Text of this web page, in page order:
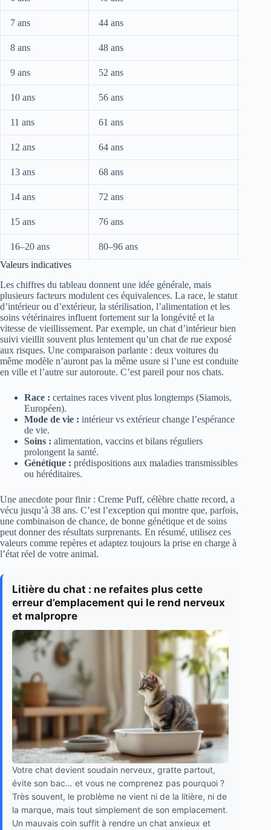
7 ans 44 ans
8 ans 48 ans
9 ans 52 ans
10 ans 56 ans
11 ans 61 ans
12 ans 64 ans
13 ans 68 ans
14 ans 72 ans
15 ans 76 ans
16–20 ans
80–96 ans
Valeurs indicatives
Les chiffres du tableau donnent une idée générale, mais
plusieurs facteurs modulent ces équivalences. La race, le statut
d’intérieur ou d’extérieur, la stérilisation, l’alimentation et les
soins vétérinaires influent fortement sur la longévité et la
vitesse de vieillissement. Par exemple, un chat d’intérieur bien
suivi vieillit souvent plus lentement qu’un chat de rue exposé
aux risques. Une comparaison parlante : deux voitures du
même modèle n’auront pas la même usure si l’une est conduite
en ville et l’autre sur autoroute. C’est pareil pour nos chats.
Race : certaines races vivent plus longtemps (Siamois,
Européen).
Mode de vie : intérieur vs extérieur change l’espérance
de vie.
Soins : alimentation, vaccins et bilans réguliers
prolongent la santé.
Génétique : prédispositions aux maladies transmissibles
ou héréditaires.
Une anecdote pour finir : Creme Puff, célèbre chatte record, a
vécu jusqu’à 38 ans. C’est l’exception qui montre que, parfois,
une combinaison de chance, de bonne génétique et de soins
peut donner des résultats surprenants. En résumé, utilisez ces
valeurs comme repères et adaptez toujours la prise en charge à
l’état réel de votre animal.
Litière du chat : ne refaites plus cette
erreur d’emplacement qui le rend nerveux
et malpropre
Votre chat devient soudain nerveux, gratte partout,
évite son bac… et vous ne comprenez pas pourquoi ?
Très souvent, le problème ne vient ni de la litière, ni de
la marque, mais tout simplement de son emplacement.
Un mauvais coin suffit à rendre un chat anxieux et